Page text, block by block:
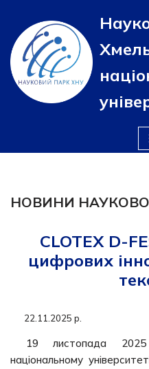
Перейти
до
вмісту
НОВИНИ
CLOTEX D-
цифрових
22.11.2025 р.
19 листопада
національному